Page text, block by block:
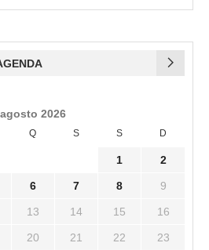
agosto 2026
Q S S D
1 2
6 7 8 9
13 14 15 16
20 21 22 23